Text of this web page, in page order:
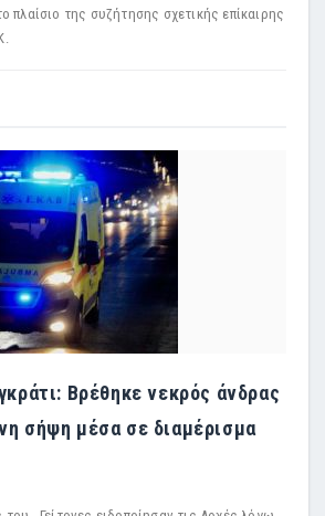
πλαίσιο της συζήτησης σχετικής επίκαιρης
Βρέθηκε νεκρός άνδρας
σήψη μέσα σε διαμέρισμα